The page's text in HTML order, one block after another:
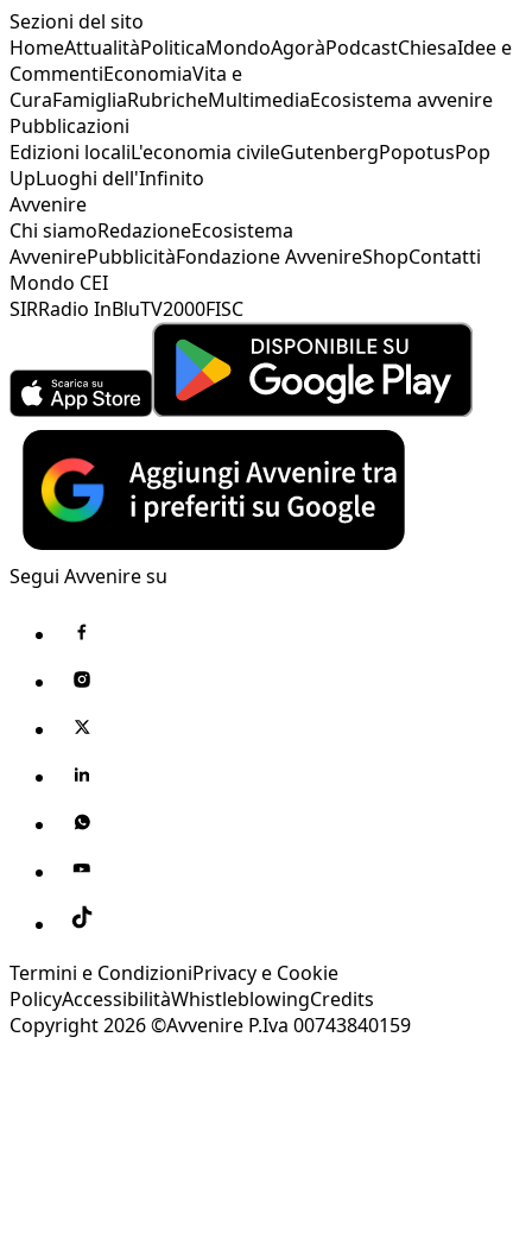
Sezioni del sito
HomeAttualitàPoliticaMondoAgoràPodcastChiesaIdee e
CommentiEconomiaVita e
CuraFamigliaRubricheMultimediaEcosistema avvenire
Pubblicazioni
Edizioni localiL'economia civileGutenbergPopotusPop
UpLuoghi dell'Infinito
Avvenire
Chi siamoRedazioneEcosistema
AvvenirePubblicitàFondazione AvvenireShopContatti
Mondo CEI
SIRRadio InBluTV2000FISC
Segui Avvenire su
Termini e CondizioniPrivacy e Cookie
PolicyAccessibilitàWhistleblowingCredits
Copyright 2026 ©Avvenire P.Iva 00743840159